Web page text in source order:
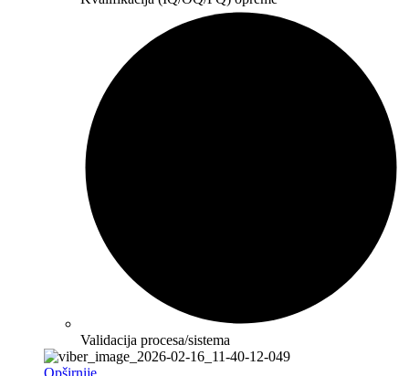
Validacija procesa/sistema
Opširnije